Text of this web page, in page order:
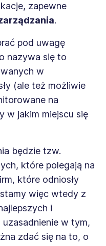
zapewne
.
pod uwagę
nazywa się to
w
(ale też możliwie
na
w jakim miejscu się
będzie tzw.
które polegają na
które odniosły
więc wtedy z
i
w tym,
zdać się na to, o